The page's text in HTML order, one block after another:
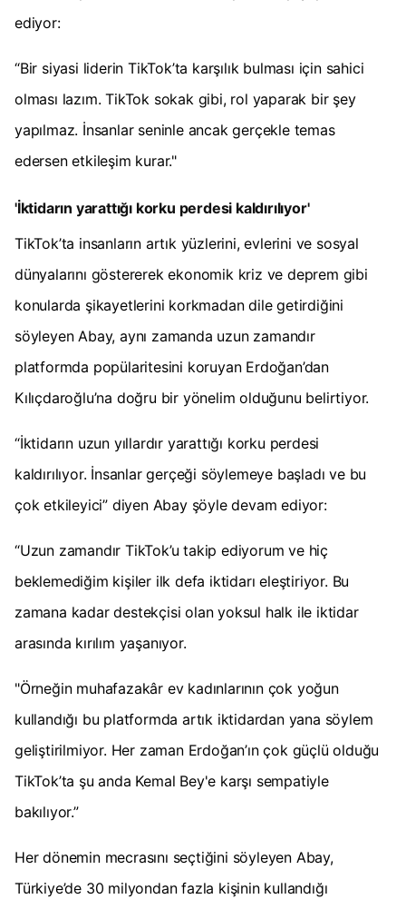
ediyor:
“Bir siyasi liderin TikTok’ta karşılık bulması için sahici
olması lazım. TikTok sokak gibi, rol yaparak bir şey
yapılmaz. İnsanlar seninle ancak gerçekle temas
edersen etkileşim kurar."
'İktidarın yarattığı korku perdesi kaldırılıyor'
TikTok’ta insanların artık yüzlerini, evlerini ve sosyal
dünyalarını göstererek ekonomik kriz ve deprem gibi
konularda şikayetlerini korkmadan dile getirdiğini
söyleyen Abay, aynı zamanda uzun zamandır
platformda popülaritesini koruyan Erdoğan’dan
Kılıçdaroğlu’na doğru bir yönelim olduğunu belirtiyor.
“İktidarın uzun yıllardır yarattığı korku perdesi
kaldırılıyor. İnsanlar gerçeği söylemeye başladı ve bu
çok etkileyici” diyen Abay şöyle devam ediyor:
“Uzun zamandır TikTok’u takip ediyorum ve hiç
beklemediğim kişiler ilk defa iktidarı eleştiriyor. Bu
zamana kadar destekçisi olan yoksul halk ile iktidar
arasında kırılım yaşanıyor.
"Örneğin muhafazakâr ev kadınlarının çok yoğun
kullandığı bu platformda artık iktidardan yana söylem
geliştirilmiyor. Her zaman Erdoğan’ın çok güçlü olduğu
TikTok’ta şu anda Kemal Bey'e karşı sempatiyle
bakılıyor.”
Her dönemin mecrasını seçtiğini söyleyen Abay,
Türkiye’de 30 milyondan fazla kişinin kullandığı